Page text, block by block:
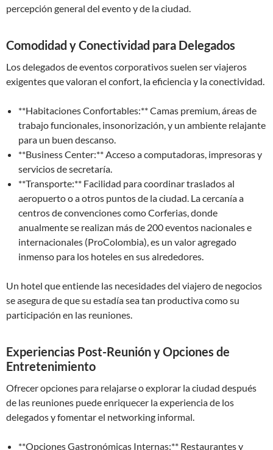
percepción general del evento y de la ciudad.
Comodidad y Conectividad para Delegados
Los delegados de eventos corporativos suelen ser viajeros
exigentes que valoran el confort, la eficiencia y la conectividad.
**Habitaciones Confortables:** Camas premium, áreas de
trabajo funcionales, insonorización, y un ambiente relajante
para un buen descanso.
**Business Center:** Acceso a computadoras, impresoras y
servicios de secretaría.
**Transporte:** Facilidad para coordinar traslados al
aeropuerto o a otros puntos de la ciudad. La cercanía a
centros de convenciones como Corferias, donde
anualmente se realizan más de 200 eventos nacionales e
internacionales (ProColombia), es un valor agregado
inmenso para los hoteles en sus alrededores.
Un hotel que entiende las necesidades del viajero de negocios
se asegura de que su estadía sea tan productiva como su
participación en las reuniones.
Experiencias Post-Reunión y Opciones de
Entretenimiento
Ofrecer opciones para relajarse o explorar la ciudad después
de las reuniones puede enriquecer la experiencia de los
delegados y fomentar el networking informal.
**Opciones Gastronómicas Internas:** Restaurantes y